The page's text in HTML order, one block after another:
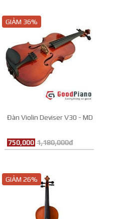
GIẢM 36%
Đàn Violin Deviser V30 - MD
750,000 1,180,000đ
GIẢM 26%